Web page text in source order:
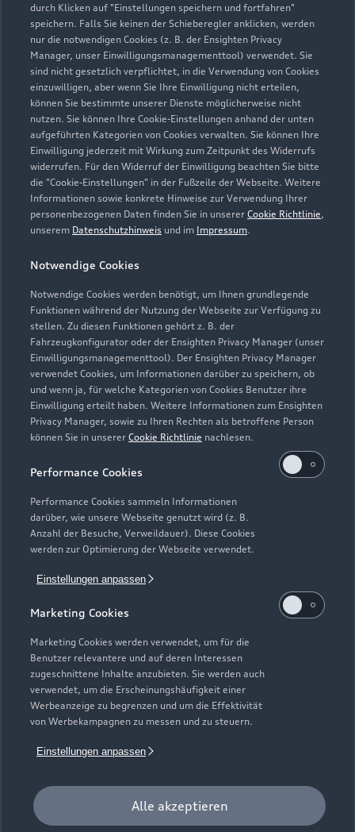
durch Klicken auf "Einstellungen speichern und fortfahren"
speichern. Falls Sie keinen der Schieberegler anklicken, werden
nur die notwendigen Cookies (z. B. der Ensighten Privacy
Manager, unser Einwilligungsmanagementtool) verwendet. Sie
sind nicht gesetzlich verpflichtet, in die Verwendung von Cookies
einzuwilligen, aber wenn Sie Ihre Einwilligung nicht erteilen,
können Sie bestimmte unserer Dienste möglicherweise nicht
nutzen. Sie können Ihre Cookie-Einstellungen anhand der unten
aufgeführten Kategorien von Cookies verwalten. Sie können Ihre
Einwilligung jederzeit mit Wirkung zum Zeitpunkt des Widerrufs
widerrufen. Für den Widerruf der Einwilligung beachten Sie bitte
die "Cookie-Einstellungen" in der Fußzeile der Webseite. Weitere
Informationen sowie konkrete Hinweise zur Verwendung Ihrer
personenbezogenen Daten finden Sie in unserer Cookie Richtlinie,
unserem Datenschutzhinweis und im Impressum.
Notwendige Cookies
Notwendige Cookies werden benötigt, um Ihnen grundlegende
Funktionen während der Nutzung der Webseite zur Verfügung zu
stellen. Zu diesen Funktionen gehört z. B. der
Fahrzeugkonfigurator oder der Ensighten Privacy Manager (unser
Einwilligungsmanagementtool). Der Ensighten Privacy Manager
verwendet Cookies, um Informationen darüber zu speichern, ob
und wenn ja, für welche Kategorien von Cookies Benutzer ihre
Einwilligung erteilt haben. Weitere Informationen zum Ensighten
Privacy Manager, sowie zu Ihren Rechten als betroffene Person
können Sie in unserer Cookie Richtlinie nachlesen.
Performance Cookies
Performance Cookies sammeln Informationen
darüber, wie unsere Webseite genutzt wird (z. B.
Anzahl der Besuche, Verweildauer). Diese Cookies
werden zur Optimierung der Webseite verwendet.
Einstellungen anpassen
Marketing Cookies
Marketing Cookies werden verwendet, um für die
Benutzer relevantere und auf deren Interessen
zugeschnittene Inhalte anzubieten. Sie werden auch
verwendet, um die Erscheinungshäufigkeit einer
Werbeanzeige zu begrenzen und um die Effektivität
von Werbekampagnen zu messen und zu steuern.
Einstellungen anpassen
Alle akzeptieren
Kontaktdaten herunterladen
Öffnungszeiten
Verkauf
Geschlossen, öffnet am Samstag 09:00
Service
Geschlossen,öffnet amSamstag 08:00
Teile- & Zubehörverkauf
Geschlossen,öffnet am Samstag 08:00
Zurück nach oben
Modelle
Elektromodelle
Plug-in-Hybride
Neuwagensuche
Gebrauchtwagensuche
Geschäftskunden
Service & Zubehör
Saisonale Angebote
Audi Services
Garantie
Audi digital services
myAudi
Support
Audi Code
Häufige Fragen (FAQ)
Audi Online Beratung
Online-Terminvereinbarung
Servicekontakt
Bordbuch & Bedienungsanleitungen
Über Audi
Unternehmen
Karriere
Investor Relations
Audi erleben
© 2026 AUDI AG. Alle Rechte vorbehalten
Impressum Rechtliches
Cookie-Richtlinie
Digital Services Act
EU Data Act